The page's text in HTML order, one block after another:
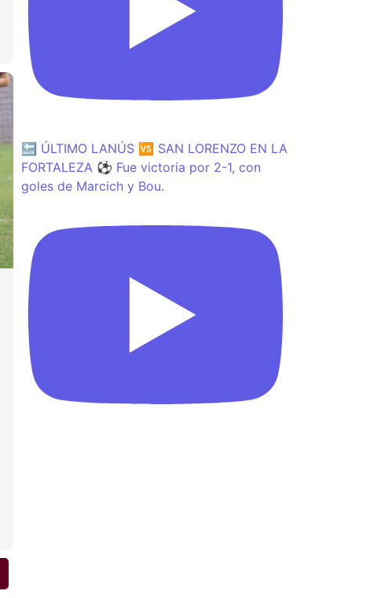
🔙 ÚLTIMO LANÚS 🆚 SAN LORENZO EN LA
FORTALEZA ⚽️ Fue victoria por 2-1, con
goles de Marcich y Bou.